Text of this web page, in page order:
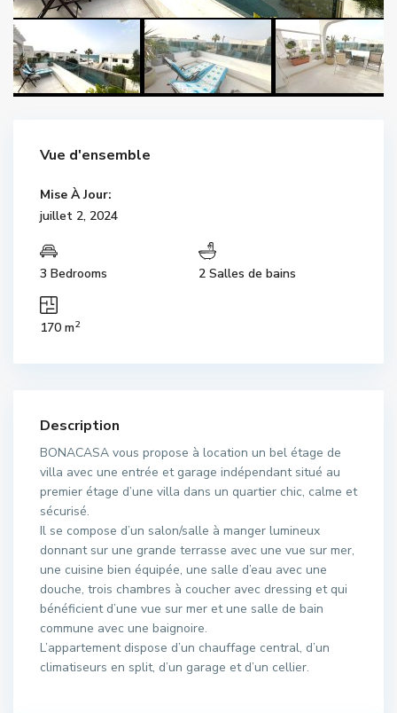
Vue d'ensemble
Mise À Jour:
juillet 2, 2024
3 Bedrooms 2 Salles de bains
170 m2
Description
BONACASA vous propose à location un bel étage de
villa avec une entrée et garage indépendant situé au
premier étage d’une villa dans un quartier chic, calme et
sécurisé.
Il se compose d’un salon/salle à manger lumineux
donnant sur une grande terrasse avec une vue sur mer,
une cuisine bien équipée, une salle d’eau avec une
douche, trois chambres à coucher avec dressing et qui
bénéficient d’une vue sur mer et une salle de bain
commune avec une baignoire.
L’appartement dispose d’un chauffage central, d’un
climatiseurs en split, d’un garage et d’un cellier.